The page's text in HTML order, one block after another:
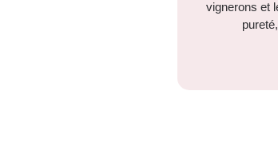
vignerons et